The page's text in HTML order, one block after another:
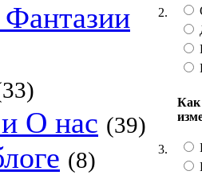
О нас (39)
(8)
2.
3.
Как